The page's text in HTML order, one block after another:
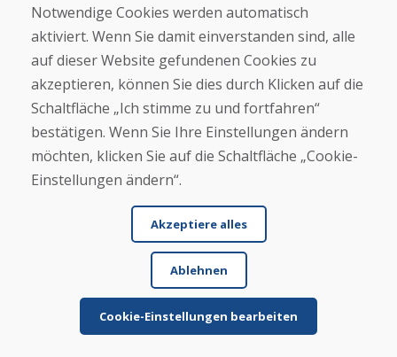
innerhalb von 4 Werktagen erhalten. Sie Ski sind
ge...
Mehr lesen ...
Weitere Rezensionen ansehen >
Eigene Rezension
verfassen
★★
Notwendige Cookies werden automatisch
aktiviert. Wenn Sie damit einverstanden sind, alle
auf dieser Website gefundenen Cookies zu
akzeptieren, können Sie dies durch Klicken auf die
Schaltfläche „Ich stimme zu und fortfahren“
bestätigen. Wenn Sie Ihre Einstellungen ändern
möchten, klicken Sie auf die Schaltfläche „Cookie-
Einstellungen ändern“.
Akzeptiere alles
Ablehnen
Cookie-Einstellungen bearbeiten